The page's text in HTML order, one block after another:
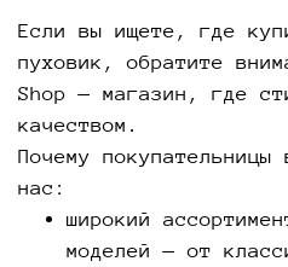
Если вы ищете, где
пуховик, обратите
Shop — магазин, где
качеством.
Почему покупательницы
нас:
широкий
моделей — от